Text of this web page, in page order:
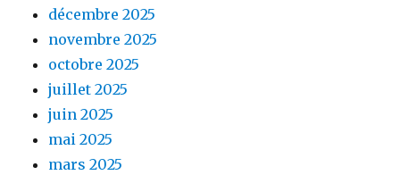
décembre 2025
novembre 2025
octobre 2025
juillet 2025
juin 2025
mai 2025
mars 2025